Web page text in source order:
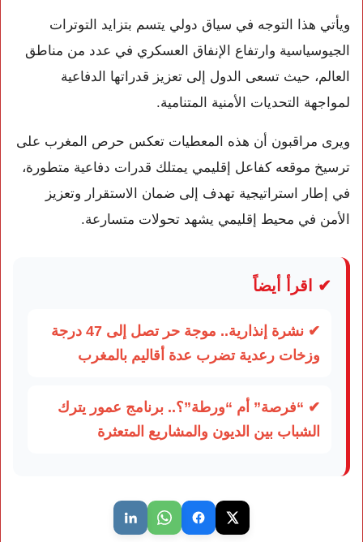
ويأتي هذا التوجه في سياق دولي يتسم بتزايد التوترات
الجيوسياسية وارتفاع الإنفاق العسكري في عدد من مناطق
العالم، حيث تسعى الدول إلى تعزيز قدراتها الدفاعية
لمواجهة التحديات الأمنية المتنامية.
ويرى مراقبون أن هذه المعطيات تعكس حرص المغرب على
ترسيخ موقعه كفاعل إقليمي يمتلك قدرات دفاعية متطورة،
في إطار استراتيجية تهدف إلى ضمان الاستقرار وتعزيز
الأمن في محيط إقليمي يشهد تحولات متسارعة.
✔ اقرأ أيضاً
✔ نشرة إنذارية.. موجة حر تصل إلى 47 درجة
وزخات رعدية تضرب عدة أقاليم بالمغرب
✔ “فرصة” أم “ورطة”؟.. برنامج عمور يترك
الشباب بين الديون والمشاريع المتعثرة